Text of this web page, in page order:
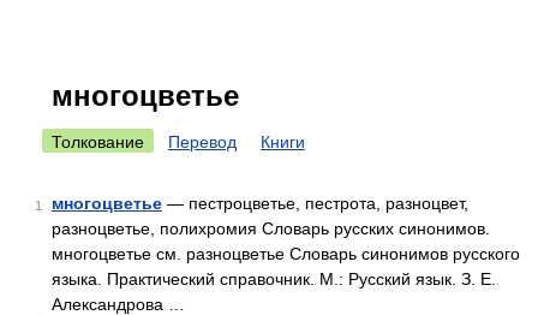
многоцветье
Толкование Перевод Книги
1 многоцветье — пестроцветье, пестрота, разноцвет,
разноцветье, полихромия Словарь русских синонимов.
многоцветье см. разноцветье Словарь синонимов русского
языка. Практический справочник. М.: Русский язык. З. Е.
Александрова …